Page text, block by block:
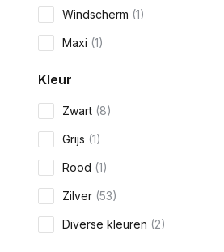
Windscherm (1)
Maxi (1)
Kleur
Zwart (8)
Grijs (1)
Rood (1)
Zilver (53)
Diverse kleuren (2)